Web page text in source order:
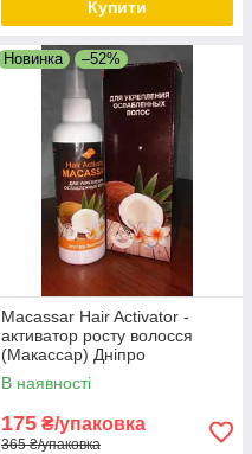
Купити
Новинка –52%
Macassar Hair Activator -
активатор росту волосся
(Макассар) Дніпро
В наявності
175 ₴/упаковка
365 ₴/упаковка